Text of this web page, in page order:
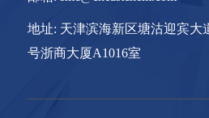
地址: 天津滨海新区塘沽迎宾大
号浙商大厦A1016室